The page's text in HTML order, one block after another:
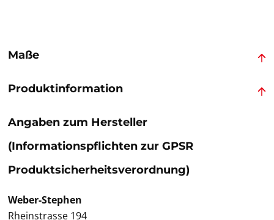
Maße
Produktinformation
Angaben zum Hersteller
(Informationspflichten zur GPSR
Produktsicherheitsverordnung)
Weber-Stephen
Rheinstrasse 194